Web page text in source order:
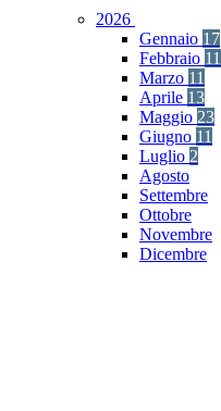
2026
Gennaio 17
Febbraio 11
Marzo 11
Aprile 13
Maggio 23
Giugno 11
Luglio 2
Agosto
Settembre
Ottobre
Novembre
Dicembre